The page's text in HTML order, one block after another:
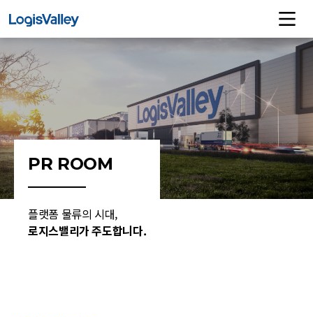
PR ROOM
플랫폼 물류의 시대,
로지스밸리가 주도합니다.